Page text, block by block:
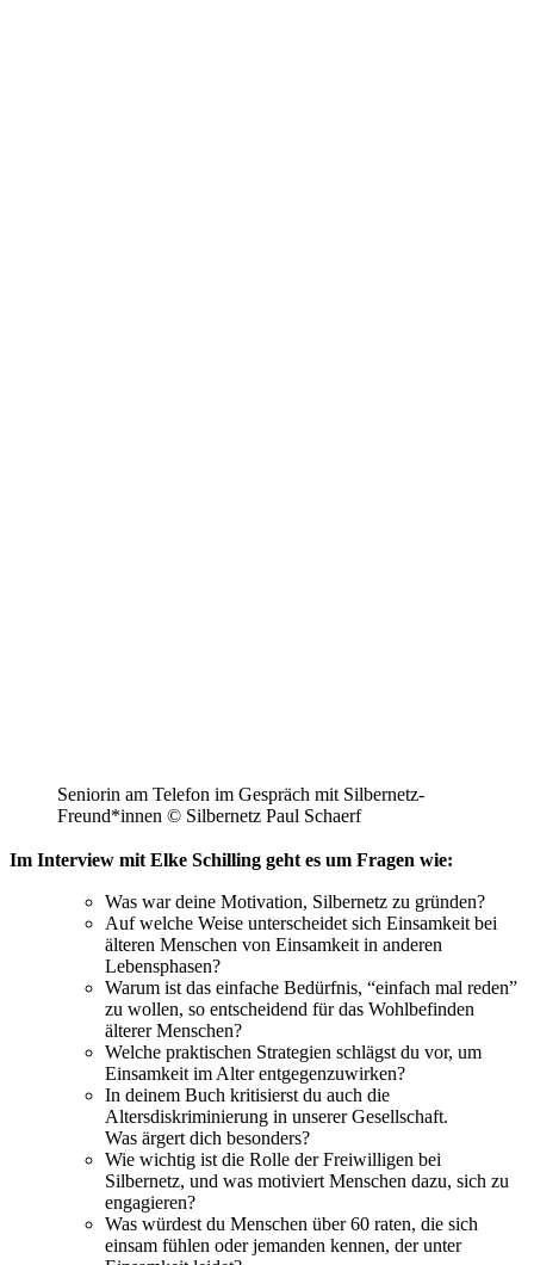
Seniorin am Telefon im Gespräch mit Silbernetz-
Freund*innen © Silbernetz Paul Schaerf
Im Interview mit Elke Schilling geht es um Fragen wie:
Was war deine Motivation, Silbernetz zu gründen?
Auf welche Weise unterscheidet sich Einsamkeit bei
älteren Menschen von Einsamkeit in anderen
Lebensphasen?
Warum ist das einfache Bedürfnis, “einfach mal reden”
zu wollen, so entscheidend für das Wohlbefinden
älterer Menschen?
Welche praktischen Strategien schlägst du vor, um
Einsamkeit im Alter entgegenzuwirken?
In deinem Buch kritisierst du auch die
Altersdiskriminierung in unserer Gesellschaft.
Was ärgert dich besonders?
Wie wichtig ist die Rolle der Freiwilligen bei
Silbernetz, und was motiviert Menschen dazu, sich zu
engagieren?
Was würdest du Menschen über 60 raten, die sich
einsam fühlen oder jemanden kennen, der unter